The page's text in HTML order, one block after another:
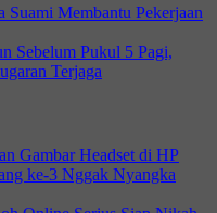
Membantu Pekerjaan
Sebelum Pukul 5 Pagi,
Terjaga
Gambar Headset di HP
ke-3 Nggak Nyangka